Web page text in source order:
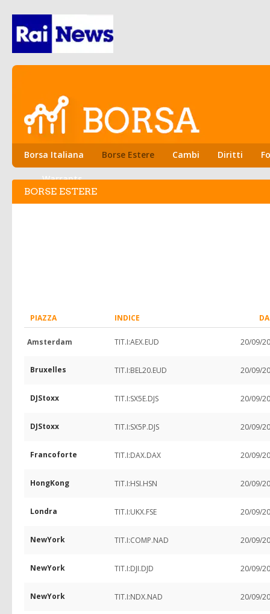
Borsa Italiana Borse Estere Cambi Diritti
Warrants
BORSE ESTERE
PIAZZA INDICE
Amsterdam TIT.I:AEX.EUD 20/09/
Bruxelles TIT.I:BEL20.EUD 20/09/
DJStoxx TIT.I:SX5E.DJS 20/09/
DJStoxx TIT.I:SX5P.DJS 20/09/
Francoforte TIT.I:DAX.DAX 20/09/
HongKong TIT.I:HSI.HSN 20/09/
Londra TIT.I:UKX.FSE 20/09/
NewYork TIT.I:COMP.NAD 20/09/
NewYork TIT.I:DJI.DJD 20/09/
NewYork TIT.I:NDX.NAD 20/09/